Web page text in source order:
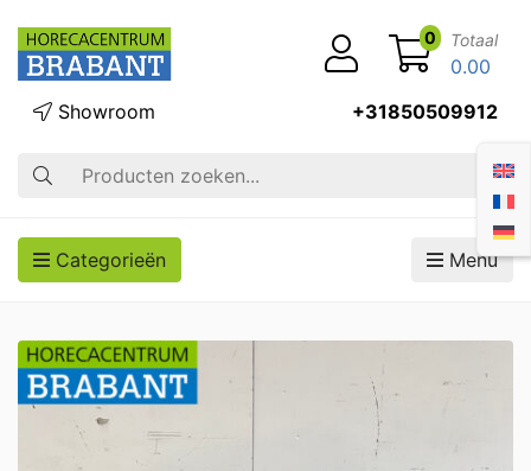
Zoek op
Showroom +31850509912
0 Totaal
0.00
Categorieën Menu